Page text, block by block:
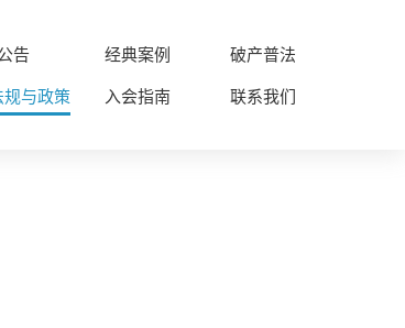
告 经典案例
破产普法
与政策 入会指南 联系我们